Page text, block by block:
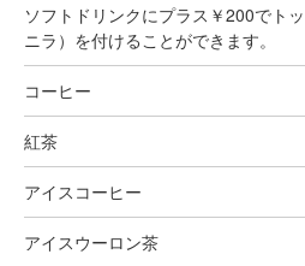
ソフトドリンクにプラス￥200でト
ニラ）を付けることができます。
コーヒー
紅茶
アイスコーヒー
アイスウーロン茶